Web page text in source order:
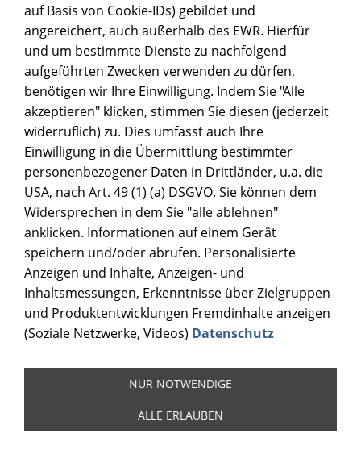
auf Basis von Cookie-IDs) gebildet und
angereichert, auch außerhalb des EWR. Hierfür
und um bestimmte Dienste zu nachfolgend
aufgeführten Zwecken verwenden zu dürfen,
benötigen wir Ihre Einwilligung. Indem Sie "Alle
akzeptieren" klicken, stimmen Sie diesen (jederzeit
widerruflich) zu. Dies umfasst auch Ihre
Einwilligung in die Übermittlung bestimmter
personenbezogener Daten in Drittländer, u.a. die
USA, nach Art. 49 (1) (a) DSGVO. Sie können dem
Widersprechen in dem Sie "alle ablehnen"
anklicken. Informationen auf einem Gerät
speichern und/oder abrufen. Personalisierte
Anzeigen und Inhalte, Anzeigen- und
Inhaltsmessungen, Erkenntnisse über Zielgruppen
und Produktentwicklungen Fremdinhalte anzeigen
(Soziale Netzwerke, Videos) Datenschutz
NUR NOTWENDIGE
ALLE ERLAUBEN